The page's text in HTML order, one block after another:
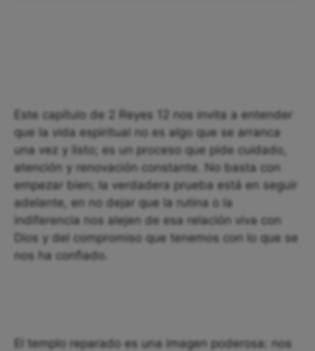
Este capítulo de 2 Reyes 12 nos invita a entender
que la vida espiritual no es algo que se arranca
una vez y listo; es un proceso que pide cuidado,
atención y renovación constante. No basta con
empezar bien; la verdadera prueba está en seguir
adelante, en no dejar que la rutina o la
indiferencia nos alejen de esa relación viva con
Dios y del compromiso que tenemos con lo que se
nos ha confiado.
El templo reparado es una imagen poderosa: nos